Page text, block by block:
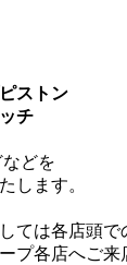
ストン
チ
などを
します。
ては各店頭で
プ各店へご